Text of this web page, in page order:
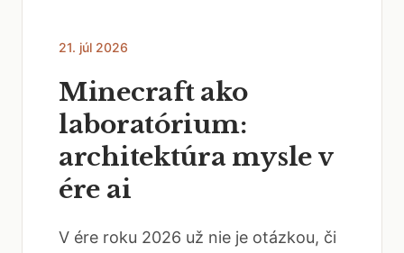
21. júl 2026
Minecraft ako
laboratórium:
architektúra mysle v
ére ai
V ére roku 2026 už nie je otázkou, či